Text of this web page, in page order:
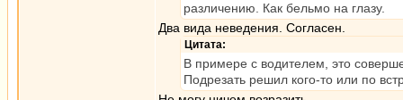
различению. Как бельмо на глазу.
Два вида неведения. Согласен.
Цитата:
В примере с водителем, это
Подрезать решил кого-то или по